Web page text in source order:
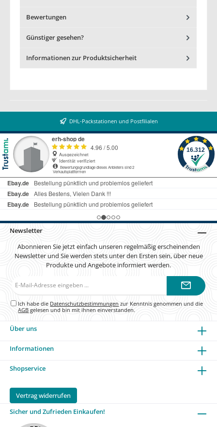
Bewertungen
Günstiger gesehen?
Informationen zur Produktsicherheit
DHL-Packstationen und Postfilialen
Newsletter
Abonnieren Sie jetzt einfach unseren regelmäßig erscheinenden
Newsletter und Sie werden stets unter den Ersten sein, über neue
Produkte und Angebote informiert werden.
Ich habe die Datenschutzbestimmungen zur Kenntnis genommen und die
AGB gelesen und bin mit ihnen einverstanden.
Über uns
Informationen
Shopservice
Vertrag widerrufen
Sicher und Zufrieden Einkaufen!